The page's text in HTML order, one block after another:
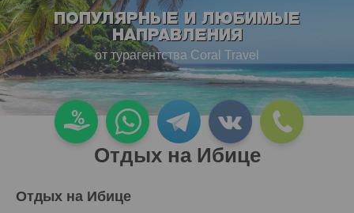
ПОПУЛЯРНЫЕ И ЛЮБИМЫЕ
НАПРАВЛЕНИЯ
от турагентства Coral Travel
Отдых на Ибице
Отдых на Ибице